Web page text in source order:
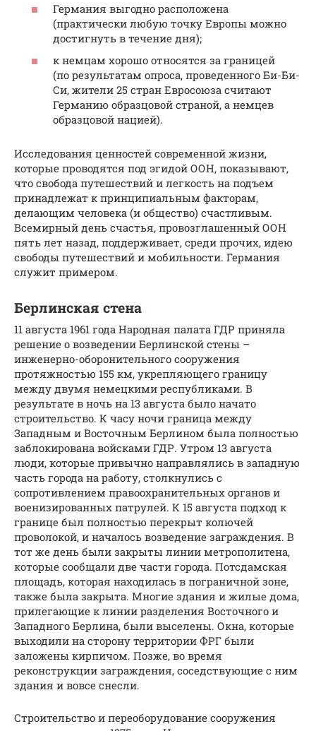
Германия выгодно расположена
(практически любую точку Европы можно
достигнуть в течение дня);
к немцам хорошо относятся за границей
(по результатам опроса, проведенного Би-Би-
Си, жители 25 стран Евросоюза считают
Германию образцовой страной, а немцев
образцовой нацией).
Исследования ценностей современной жизни,
которые проводятся под эгидой ООН, показывают,
что свобода путешествий и легкость на подъем
принадлежат к принципиальным факторам,
делающим человека (и общество) счастливым.
Всемирный день счастья, провозглашенный ООН
пять лет назад, поддерживает, среди прочих, идею
свободы путешествий и мобильности. Германия
служит примером.
Берлинская стена
11 августа 1961 года Народная палата ГДР приняла
решение о возведении Берлинской стены –
инженерно-оборонительного сооружения
протяжностью 155 км, укрепляющего границу
между двумя немецкими республиками. В
результате в ночь на 13 августа было начато
строительство. К часу ночи граница между
Западным и Восточным Берлином была полностью
заблокирована войсками ГДР. Утром 13 августа
люди, которые привычно направлялись в западную
часть города на работу, столкнулись с
сопротивлением правоохранительных органов и
военизированных патрулей. К 15 августа подход к
границе был полностью перекрыт колючей
проволокой, и началось возведение заграждения. В
тот же день были закрыты линии метрополитена,
которые сообщали две части города. Потсдамская
площадь, которая находилась в пограничной зоне,
также была закрыта. Многие здания и жилые дома,
прилегающие к линии разделения Восточного и
Западного Берлина, были выселены. Окна, которые
выходили на сторону территории ФРГ были
заложены кирпичом. Позже, во время
реконструкции заграждения, соседствующие с ним
здания и вовсе снесли.
Строительство и переоборудование сооружения